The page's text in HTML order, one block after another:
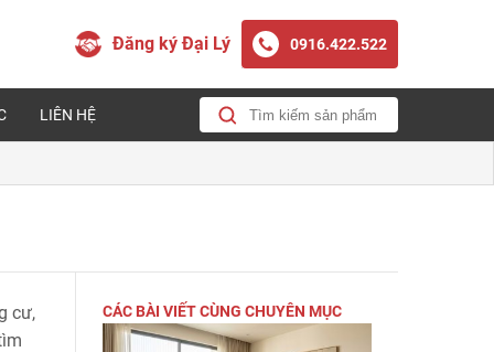
Đăng ký Đại Lý 0916.422.522
LIÊN HỆ
cư,
CÁC BÀI VIẾT CÙNG CHUYÊN MỤC